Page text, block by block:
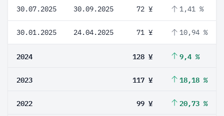
30.07.2025 30.09.2025 72 ¥ 1,41 %
30.01.2025 24.04.2025 71 ¥ 10,94 %
2024 128 ¥ 9,4 %
2023 117 ¥ 18,18 %
2022 99 ¥ 20,73 %